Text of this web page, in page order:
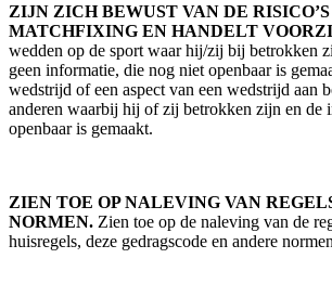
ZIJN ZICH BEWUST VAN DE
MATCHFIXING EN HANDELT
wedden op de sport waar hij/zij bij betrokken
geen informatie, die nog niet openbaar is
wedstrijd of een aspect van een wedstrijd aan
anderen waarbij hij of zij betrokken zijn en de
openbaar is gemaakt.
ZIEN TOE OP NALEVING VAN
NORMEN. Zien toe op de naleving van de
huisregels, deze gedragscode en andere